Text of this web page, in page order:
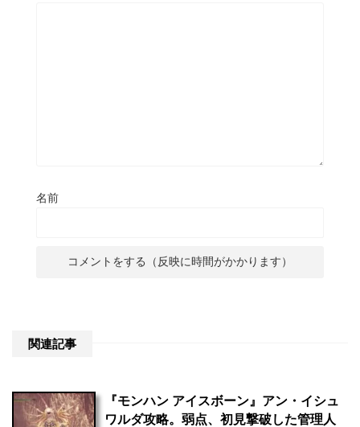
名前
関連記事
『モンハン アイスボーン』アン・イシュ
ワルダ攻略。弱点、初見撃破した管理人